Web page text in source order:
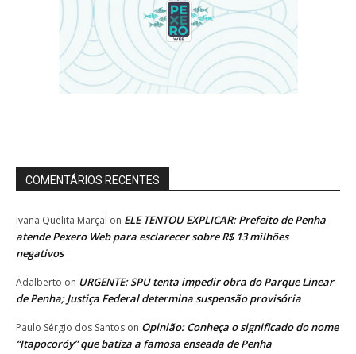
COMENTÁRIOS RECENTES
Ivana Quelita Marçal on ELE TENTOU EXPLICAR: Prefeito de Penha
atende Pexero Web para esclarecer sobre R$ 13 milhões
negativos
Adalberto on URGENTE: SPU tenta impedir obra do Parque Linear
de Penha; Justiça Federal determina suspensão provisória
Paulo Sérgio dos Santos on Opinião: Conheça o significado do nome
“Itapocoróy” que batiza a famosa enseada de Penha